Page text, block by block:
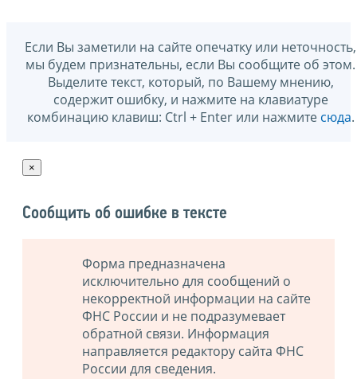
Если Вы заметили на сайте опечатку или неточность,
мы будем признательны, если Вы сообщите об этом.
Выделите текст, который, по Вашему мнению,
содержит ошибку, и нажмите на клавиатуре
комбинацию клавиш: Ctrl + Enter или нажмите сюда.
×
Сообщить об ошибке в тексте
Форма предназначена
исключительно для сообщений о
некорректной информации на сайте
ФНС России и не подразумевает
обратной связи. Информация
направляется редактору сайта ФНС
России для сведения.